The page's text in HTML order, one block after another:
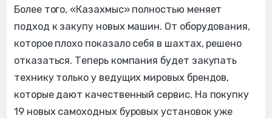
Более того, «Казахмыс» полностью меняет
подход к закупу новых машин. От оборудования,
которое плохо показало себя в шахтах, решено
отказаться. Теперь компания будет закупать
технику только у ведущих мировых брендов,
которые дают качественный сервис. На покупку
19 новых самоходных буровых установок уже